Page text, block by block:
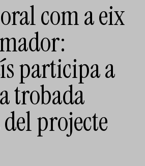
com a eix
participa a
trobada
projecte